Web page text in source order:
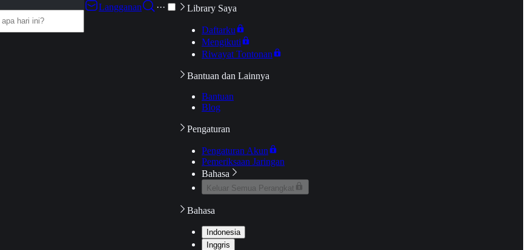
Langganan
··· Library Saya
Daftarku
Mengikuti
Riwayat Tontonan
Bantuan dan Lainnya
Bantuan
Blog
Pengaturan
Pengaturan Akun
Pemeriksaan Jaringan
Bahasa
Keluar Semua Perangkat
Bahasa
Indonesia
Inggris